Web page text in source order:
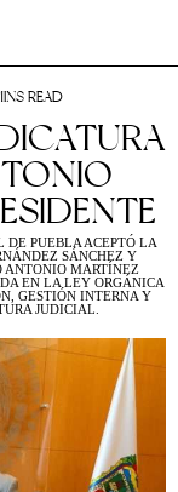
READ
DE PUEBLA ACEPTÓ LA
SÁNCHEZ Y
ANTONIO MARTÍNEZ
EN LA LEY ORGÁNICA
GESTIÓN INTERNA Y
JUDICIAL.